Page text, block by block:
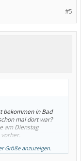
#5
bekommen in Bad
mal dort war?
am Dienstag
Größe anzuzeigen.